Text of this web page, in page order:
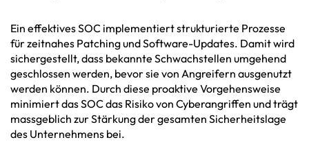
Ein effektives SOC implementiert strukturierte Prozesse
für zeitnahes Patching und Software-Updates. Damit wird
sichergestellt, dass bekannte Schwachstellen umgehend
geschlossen werden, bevor sie von Angreifern ausgenutzt
werden können. Durch diese proaktive Vorgehensweise
minimiert das SOC das Risiko von Cyberangriffen und trägt
massgeblich zur Stärkung der gesamten Sicherheitslage
des Unternehmens bei.